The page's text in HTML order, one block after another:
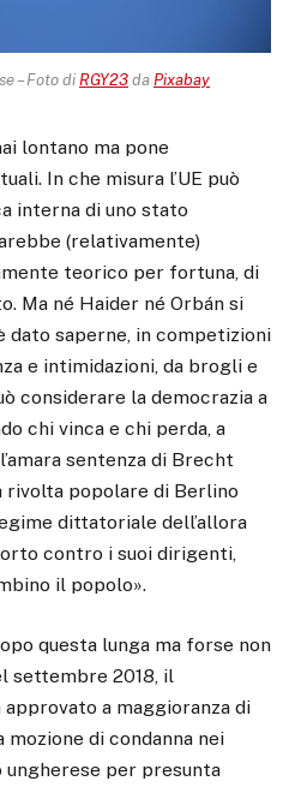
– Foto di RGY23 da Pixabay
lontano ma pone
In che misura l’UE può
interna di uno stato
(relativamente)
teorico per fortuna, di
Ma né Haider né Orbán si
dato saperne, in competizioni
e intimidazioni, da brogli e
considerare la democrazia a
chi vinca e chi perda, a
sentenza di Brecht
rivolta popolare di Berlino
dittatoriale dell’allora
contro i suoi dirigenti,
il popolo».
questa lunga ma forse non
settembre 2018, il
a maggioranza di
di condanna nei
per presunta